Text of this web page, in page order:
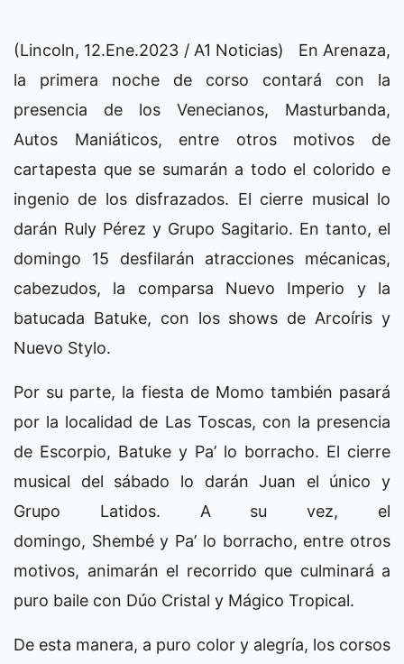
(Lincoln, 12.Ene.2023 / A1 Noticias) En Arenaza,
la primera noche de corso contará con la
presencia de los Venecianos, Masturbanda,
Autos Maniáticos, entre otros motivos de
cartapesta que se sumarán a todo el colorido e
ingenio de los disfrazados. El cierre musical lo
darán Ruly Pérez y Grupo Sagitario. En tanto, el
domingo 15 desfilarán atracciones mécanicas,
cabezudos, la comparsa Nuevo Imperio y la
batucada Batuke, con los shows de Arcoíris y
Nuevo Stylo.
Por su parte, la fiesta de Momo también pasará
por la localidad de Las Toscas, con la presencia
de Escorpio, Batuke y Pa’ lo borracho. El cierre
musical del sábado lo darán Juan el único y
Grupo Latidos. A su vez, el
domingo, Shembé y Pa’ lo borracho, entre otros
motivos, animarán el recorrido que culminará a
puro baile con Dúo Cristal y Mágico Tropical.
De esta manera, a puro color y alegría, los corsos